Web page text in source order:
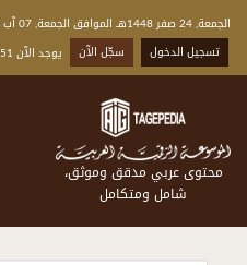
الجمعة, 24 صفر 1448هـ الموافق الجمعة, 07 آب 2026
تسجيل الدخول
سجّل الآن يوجد الآن 1196951 مقالة بالعربية
محتوى عربي مدقق وموثق،
شامل ومتكامل